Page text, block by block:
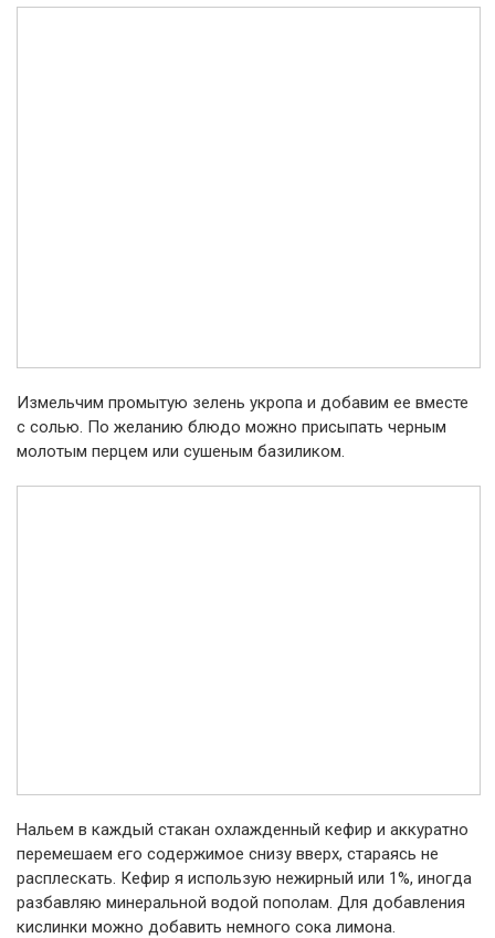
Измельчим промытую зелень укропа и добавим ее вместе
с солью. По желанию блюдо можно присыпать черным
молотым перцем или сушеным базиликом.
Нальем в каждый стакан охлажденный кефир и аккуратно
перемешаем его содержимое снизу вверх, стараясь не
расплескать. Кефир я использую нежирный или 1%, иногда
разбавляю минеральной водой пополам. Для добавления
кислинки можно добавить немного сока лимона.